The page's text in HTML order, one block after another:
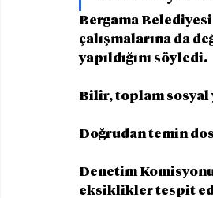
Bergama
çalışmalarına da
yapıldığını söyledi.
Bilir, toplam sosyal
Doğrudan temin
Denetim
eksiklikler tespit